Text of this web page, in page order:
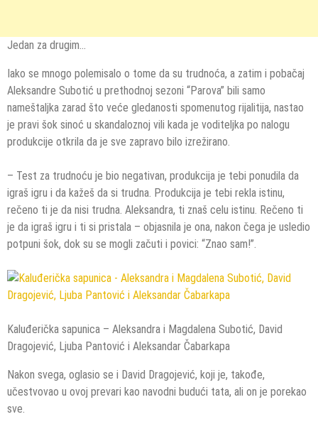
Jedan za drugim…
Iako se mnogo polemisalo o tome da su trudnoća, a zatim i pobačaj
Aleksandre Subotić u prethodnoj sezoni “Parova” bili samo
nameštaljka zarad što veće gledanosti spomenutog rijalitija, nastao
je pravi šok sinoć u skandaloznoj vili kada je voditeljka po nalogu
produkcije otkrila da je sve zapravo bilo izrežirano.
– Test za trudnoću je bio negativan, produkcija je tebi ponudila da
igraš igru i da kažeš da si trudna. Produkcija je tebi rekla istinu,
rečeno ti je da nisi trudna. Aleksandra, ti znaš celu istinu. Rečeno ti
je da igraš igru i ti si pristala – objasnila je ona, nakon čega je usledio
potpuni šok, dok su se mogli začuti i povici: “Znao sam!”.
Kaluđerička sapunica – Aleksandra i Magdalena Subotić, David
Dragojević, Ljuba Pantović i Aleksandar Čabarkapa
Nakon svega, oglasio se i David Dragojević, koji je, takođe,
učestvovao u ovoj prevari kao navodni budući tata, ali on je porekao
sve.